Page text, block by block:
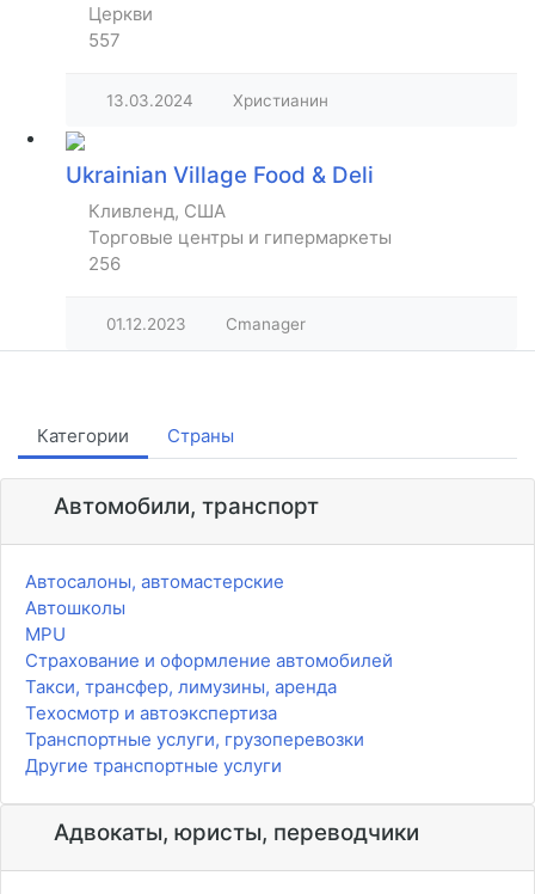
Церкви
557
13.03.2024 Христианин
Ukrainian Village Food & Deli
Кливленд, США
Торговые центры и гипермаркеты
256
01.12.2023 Cmanager
Категории Страны
Автомобили, транспорт
Автосалоны, автомастерские
Автошколы
MPU
Страхование и оформление автомобилей
Такси, трансфер, лимузины, аренда
Техосмотр и автоэкспертиза
Транспортные услуги, грузоперевозки
Другие транспортные услуги
Адвокаты, юристы, переводчики